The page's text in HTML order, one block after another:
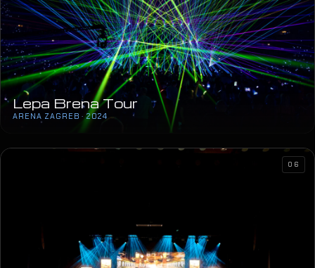
Lepa Brena Tour
ARENA ZAGREB · 2024
06